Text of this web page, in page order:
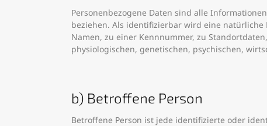
Personenbezogene Daten sind alle
beziehen. Als identifizierbar wird eine
Namen, zu einer Kennnummer, zu
physiologischen, genetischen, psychischen,
b) Betroffene Person
Betroffene Person ist jede identifizierte oder